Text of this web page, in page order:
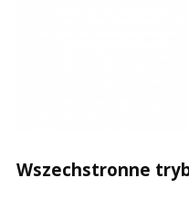
Wszechstronne